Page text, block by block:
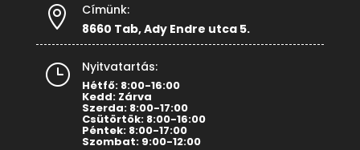

Címünk:
8660 Tab, Ady Endre utca 5.
} Nyitvatartás:
Hétfő: 8:00-16:00
Kedd: Zárva
Szerda: 8:00-17:00
Csütörtök: 8:00-16:00
Péntek: 8:00-17:00
Szombat: 9:00-12:00